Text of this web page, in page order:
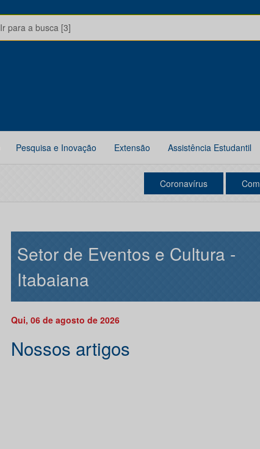
Ir para a busca [3]
Pesquisa e Inovação Extensão Assistência Estudantil
Coronavírus
Setor de Eventos e Cultura -
Itabaiana
Qui, 06 de agosto de 2026
Nossos artigos